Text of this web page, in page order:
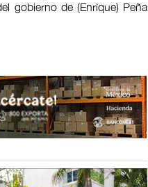
gobierno de (Enrique) Peña